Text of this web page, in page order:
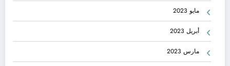
مايو 2023
أبريل 2023
مارس 2023